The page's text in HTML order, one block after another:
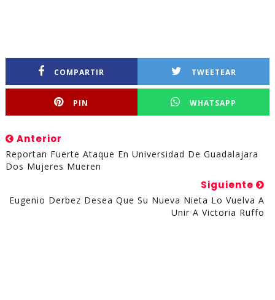
COMPARTIR TWEETEAR
PIN WHATSAPP
Anterior
Reportan Fuerte Ataque En Universidad De Guadalajara
Dos Mujeres Mueren
Siguiente
Eugenio Derbez Desea Que Su Nueva Nieta Lo Vuelva A
Unir A Victoria Ruffo